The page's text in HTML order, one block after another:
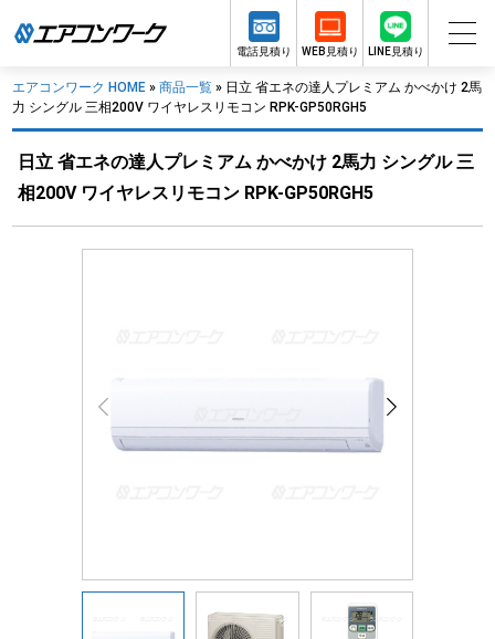
電話見積り WEB見積り LINE見積り
エアコンワーク HOME » 商品一覧 » 日立 省エネの達人プレミアム かべかけ 2馬
力 シングル 三相200V ワイヤレスリモコン RPK-GP50RGH5
日立 省エネの達人プレミアム かべかけ 2馬力 シングル 三
相200V ワイヤレスリモコン RPK-GP50RGH5